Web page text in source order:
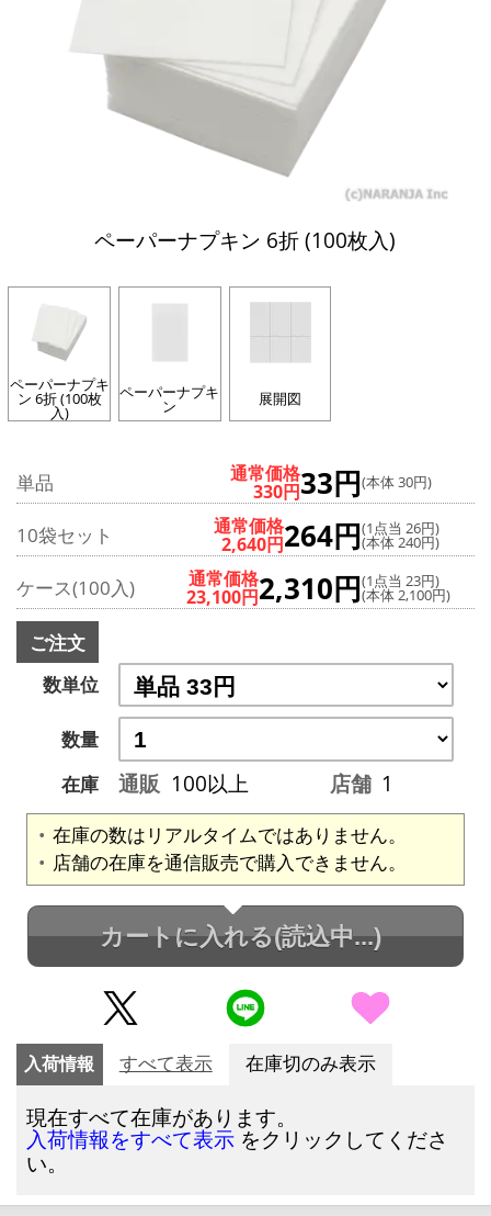
ペーパーナプキン 6折 (100枚入)
ペーパーナプキ
ン 6折 (100枚
入)
ペーパーナプキ
ン 展開図
単品 通常価格
330円33円(本体 30円)
10袋セット 通常価格
2,640円264円(1点当 26円)
(本体 240円)
ケース(100入) 通常価格
23,100円2,310円(1点当 23円)
(本体 2,100円)
ご注文
数単位
数量
在庫
通販 100以上 店舗 1
在庫の数はリアルタイムではありません。
店舗の在庫を通信販売で購入できません。
カートに入れる(読込中...)
入荷情報 すべて表示 在庫切のみ表示
現在すべて在庫があります。
入荷情報をすべて表示 をクリックしてくださ
い。